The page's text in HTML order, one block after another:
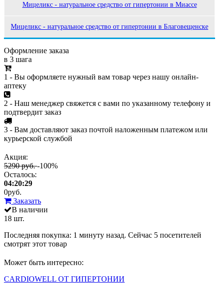
Мицеликс - натуральное средство от гипертонии в Миассе
Мицеликс - натуральное средство от гипертонии в Благовещенске
Оформление заказа
в 3 шага
1 - Вы оформляете нужный вам товар через нашу онлайн-
аптеку
2 - Наш менеджер свяжется с вами по указанному телефону и
подтвердит заказ
3 - Вам доставляют заказ почтой наложенным платежом или
курьерской службой
Акция:
5290 руб.-100%
Осталось:
04:20:29
0руб.
Заказать
В наличии
18 шт.
Последняя покупка: 1 минуту назад. Сейчас 5 посетителей
смотрят этот товар
Может быть интересно:
CARDIOWELL ОТ ГИПЕРТОНИИ